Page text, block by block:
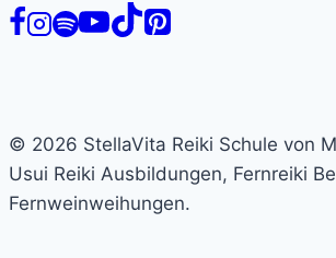
© 2026 StellaVita Reiki Schule von
Usui Reiki Ausbildungen, Fernreiki
Fernweinweihungen.